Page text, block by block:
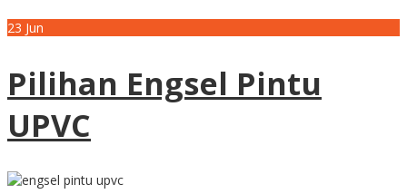
23 Jun
Pilihan Engsel Pintu
UPVC